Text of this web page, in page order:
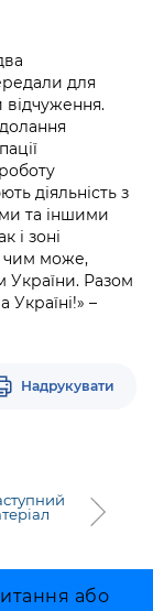
для
відчуження.
діяльність з
та іншими
і зоні
чим може,
України. Разом
–
Надрукувати
або